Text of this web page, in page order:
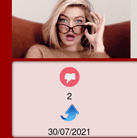
2
30/07/2021